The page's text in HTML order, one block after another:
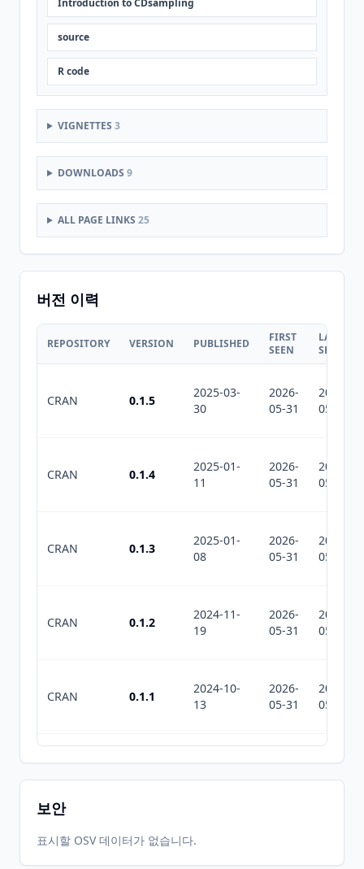
Introduction to CDsampling
source
R code
VIGNETTES 3
DOWNLOADS 9
ALL PAGE LINKS 25
버전 이력
REPOSITORY VERSION PUBLISHED
FIRST
SEEN
LAST
SEEN
CRAN 0.1.5
2025-03-
30
2026-
05-31
2026-
05-31
CRAN 0.1.4
2025-01-
11
2026-
05-31
2026-
05-31
CRAN 0.1.3
2025-01-
08
2026-
05-31
2026-
05-31
CRAN 0.1.2
2024-11-
19
2026-
05-31
2026-
05-31
CRAN 0.1.1
2024-10-
13
2026-
05-31
2026-
05-31
2024-10-
07
2026-
05-31
2026-
05-31
CRAN 0.1.6
보안
표시할 OSV 데이터가 없습니다.